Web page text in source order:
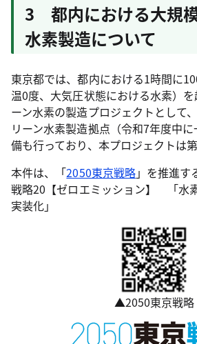
3 都内における大規
水素製造について
東京都では、都内における1時間に
温0度、大気圧状態における水素）
ーン水素の製造プロジェクトとして
リーン水素製造拠点（令和7年度中
備も行っており、本プロジェクトは
本件は、「2050東京戦略」を推進す
戦略20【ゼロエミッション】 「水
実装化」
▲2050東京戦略